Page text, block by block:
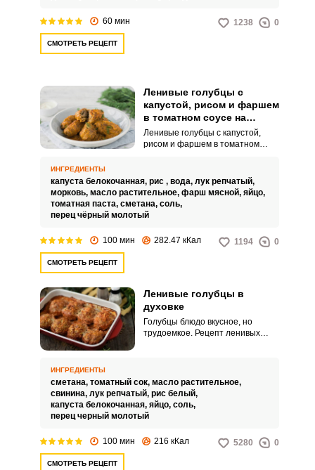
и текстур.
60 мин 1238 0
СМОТРЕТЬ РЕЦЕПТ
Ленивые голубцы с
капустой, рисом и фаршем
в томатном соусе на
сковороде
Ленивые голубцы с капустой,
рисом и фаршем в томатном
аппетитными и интересными по
вкусу. Такое угощение подойдет
для семейного обеда или ужина.
ИНГРЕДИЕНТЫ
капуста белокочанная, рис , вода, лук репчатый,
морковь, масло растительное, фарш мясной, яйцо,
томатная паста, сметана, соль,
перец чёрный молотый
100 мин 282.47 кКал 1194 0
СМОТРЕТЬ РЕЦЕПТ
Ленивые голубцы в
духовке
Голубцы блюдо вкусное, но
трудоемкое. Рецепт ленивых
менее вкусно.
ИНГРЕДИЕНТЫ
сметана, томатный сок, масло растительное,
свинина, лук репчатый, рис белый,
капуста белокочанная, яйцо, соль,
перец черный молотый
100 мин 216 кКал 5280 0
СМОТРЕТЬ РЕЦЕПТ
ВХОД НА САЙТ РЕГИСТРАЦИЯ
с помощью социальных сетей: